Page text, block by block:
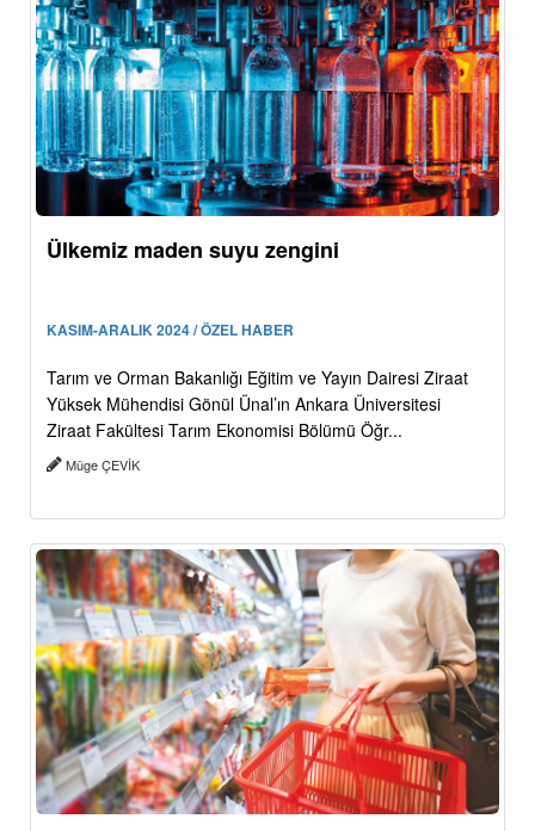
Ülkemiz maden suyu zengini
KASIM-ARALIK 2024 / ÖZEL HABER
Tarım ve Orman Bakanlığı Eğitim ve Yayın Dairesi Ziraat
Yüksek Mühendisi Gönül Ünal’ın Ankara Üniversitesi
Ziraat Fakültesi Tarım Ekonomisi Bölümü Öğr...
Müge ÇEVİK